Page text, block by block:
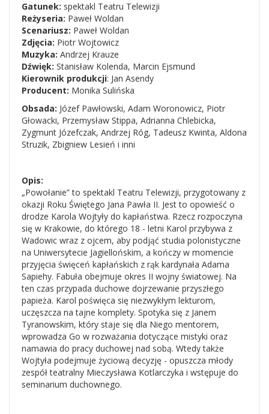
Gatunek: spektakl Teatru Telewizji
Reżyseria: Paweł Woldan
Scenariusz: Paweł Woldan
Zdjęcia: Piotr Wojtowicz
Muzyka: Andrzej Krauze
Dźwięk: Stanisław Kolenda, Marcin Ejsmund
Kierownik produkcji: Jan Asendy
Producent: Monika Sulińska
Obsada: Józef Pawłowski, Adam Woronowicz, Piotr
Głowacki, Przemysław Stippa, Adrianna Chlebicka,
Zygmunt Józefczak, Andrzej Róg, Tadeusz Kwinta, Aldona
Struzik, Zbigniew Lesień i inni
Opis:
„Powołanie” to spektakl Teatru Telewizji, przygotowany z
okazji Roku Świętego Jana Pawła II. Jest to opowieść o
drodze Karola Wojtyły do kapłaństwa. Rzecz rozpoczyna
się w Krakowie, do którego 18 - letni Karol przybywa z
Wadowic wraz z ojcem, aby podjąć studia polonistyczne
na Uniwersytecie Jagiellońskim, a kończy w momencie
przyjęcia święceń kapłańskich z rąk kardynała Adama
Sapiehy. Fabuła obejmuje okres II wojny światowej. Na
ten czas przypada duchowe dojrzewanie przyszłego
papieża. Karol poświęca się niezwykłym lekturom,
uczęszcza na tajne komplety. Spotyka się z Janem
Tyranowskim, który staje się dla Niego mentorem,
wprowadza Go w rozważania dotyczące mistyki oraz
namawia do pracy duchowej nad sobą. Wtedy także
Wojtyła podejmuje życiową decyzję - opuszcza młody
zespół teatralny Mieczysława Kotlarczyka i wstępuje do
seminarium duchownego.